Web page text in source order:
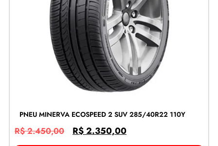
PNEU MINERVA ECOSPEED 2 SUV 285/40R22 110Y
R$2.450,00 R$2.350,00